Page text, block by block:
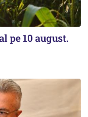
pe 10 august.